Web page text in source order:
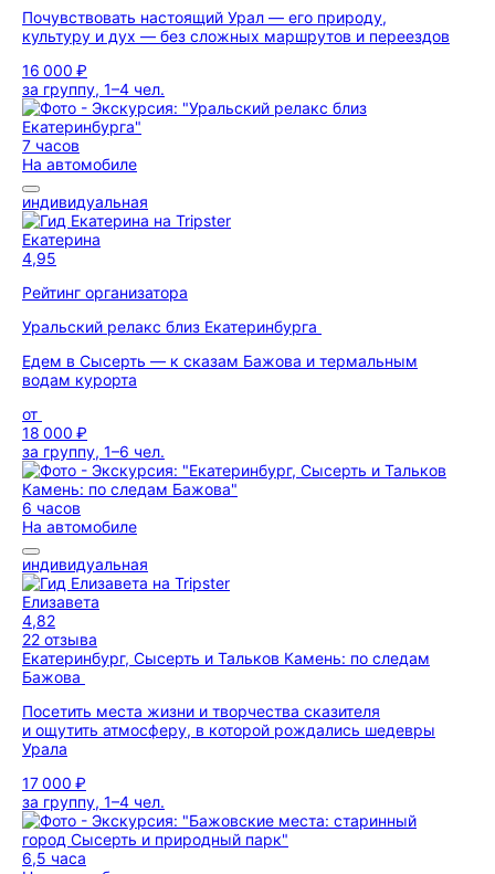
Почувствовать настоящий Урал — его природу,
культуру и дух — без сложных маршрутов и переездов
16 000 ₽
за группу, 1–4 чел.
7 часов
На автомобиле
индивидуальная
Екатерина
4,95
Рейтинг организатора
Уральский релакс близ Екатеринбурга
Едем в Сысерть — к сказам Бажова и термальным
водам курорта
от
18 000 ₽
за группу, 1–6 чел.
6 часов
На автомобиле
индивидуальная
Елизавета
4,82
22 отзыва
Екатеринбург, Сысерть и Тальков Камень: по следам
Бажова
Посетить места жизни и творчества сказителя
и ощутить атмосферу, в которой рождались шедевры
Урала
17 000 ₽
за группу, 1–4 чел.
6,5 часа